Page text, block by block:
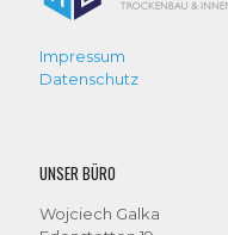
Impressum
Datenschutz
UNSER BÜRO
Wojciech Galka